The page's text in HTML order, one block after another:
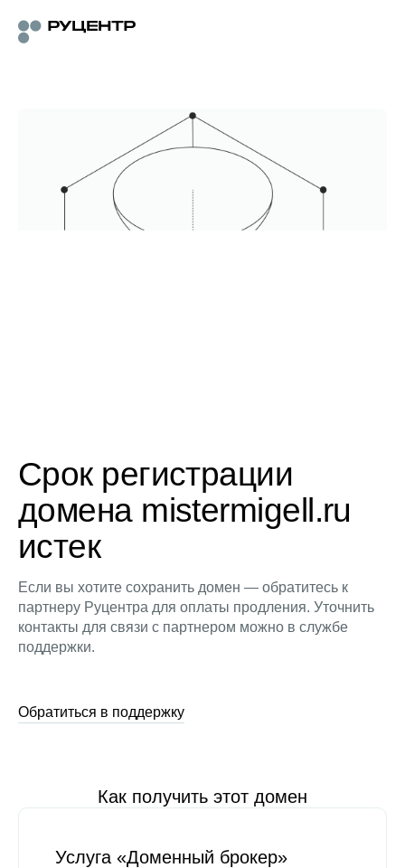
Срок регистрации
домена mistermigell.ru
истек
Если вы хотите сохранить домен — обратитесь к
партнеру Руцентра для оплаты продления. Уточнить
контакты для связи с партнером можно в службе
поддержки.
Обратиться в поддержку
Как получить этот домен
Услуга «Доменный брокер»